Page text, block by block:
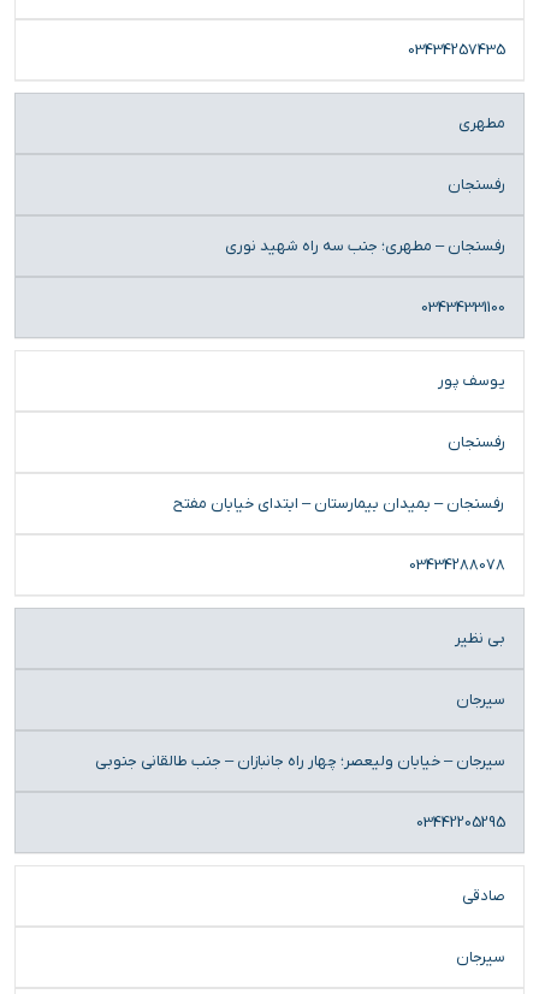
03434257435
مطهری
رفسنجان
رفسنجان – مطهری؛ جنب سه راه شهید نوری
03434331100
یوسف پور
رفسنجان
رفسنجان – بمیدان بیمارستان – ابتدای خیابان مفتح
03434288078
بی نظیر
سیرجان
سیرجان – خیابان ولیعصر؛ چهار راه جانبازان – جنب طالقانی جنوبی
03442205295
صادقی
سیرجان